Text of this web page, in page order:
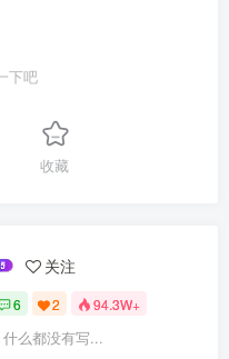
下吧
收藏
关注
6 2 94.3W+
么都没有写...